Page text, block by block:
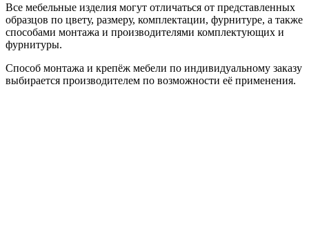
Все мебельные изделия могут отличаться от представленных
образцов по цвету, размеру, комплектации, фурнитуре, а также
способами монтажа и производителями комплектующих и
фурнитуры.
Способ монтажа и крепёж мебели по индивидуальному заказу
выбирается производителем по возможности её применения.